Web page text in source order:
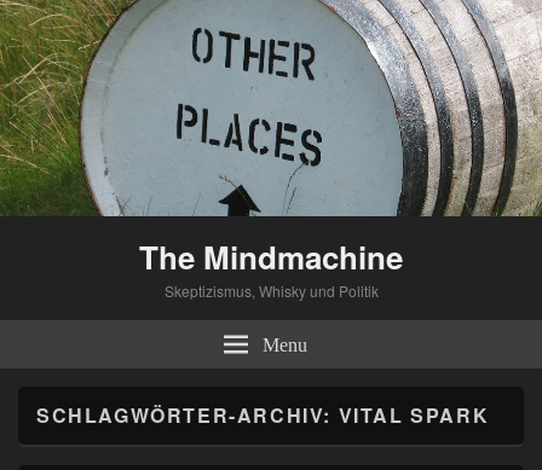
The Mindmachine
Skeptizismus, Whisky und Politik
Menu
SCHLAGWÖRTER-ARCHIV: VITAL SPARK